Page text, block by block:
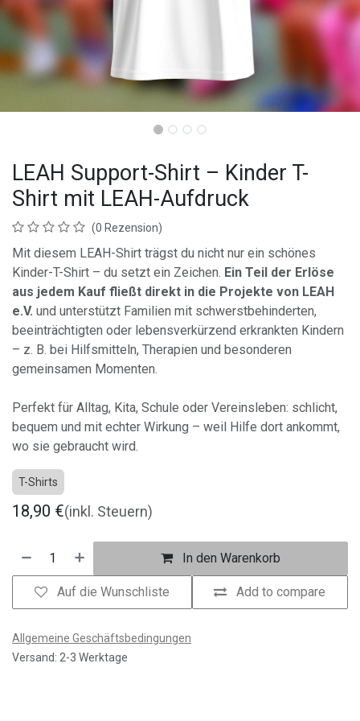
LEAH Support-Shirt – Kinder T-
Shirt mit LEAH-Aufdruck
(0 Rezension)
Mit diesem LEAH-Shirt trägst du nicht nur ein schönes
Kinder-T-Shirt – du setzt ein Zeichen. Ein Teil der Erlöse
aus jedem Kauf fließt direkt in die Projekte von LEAH
e.V. und unterstützt Familien mit schwerstbehinderten,
beeinträchtigten oder lebensverkürzend erkrankten Kindern
– z. B. bei Hilfsmitteln, Therapien und besonderen
gemeinsamen Momenten.
Perfekt für Alltag, Kita, Schule oder Vereinsleben: schlicht,
bequem und mit echter Wirkung – weil Hilfe dort ankommt,
wo sie gebraucht wird.
T-Shirts
18,90 €(inkl. Steuern)
In den Warenkorb
Add to compare
Auf die Wunschliste
Allgemeine Geschäftsbedingungen
Versand: 2-3 Werktage